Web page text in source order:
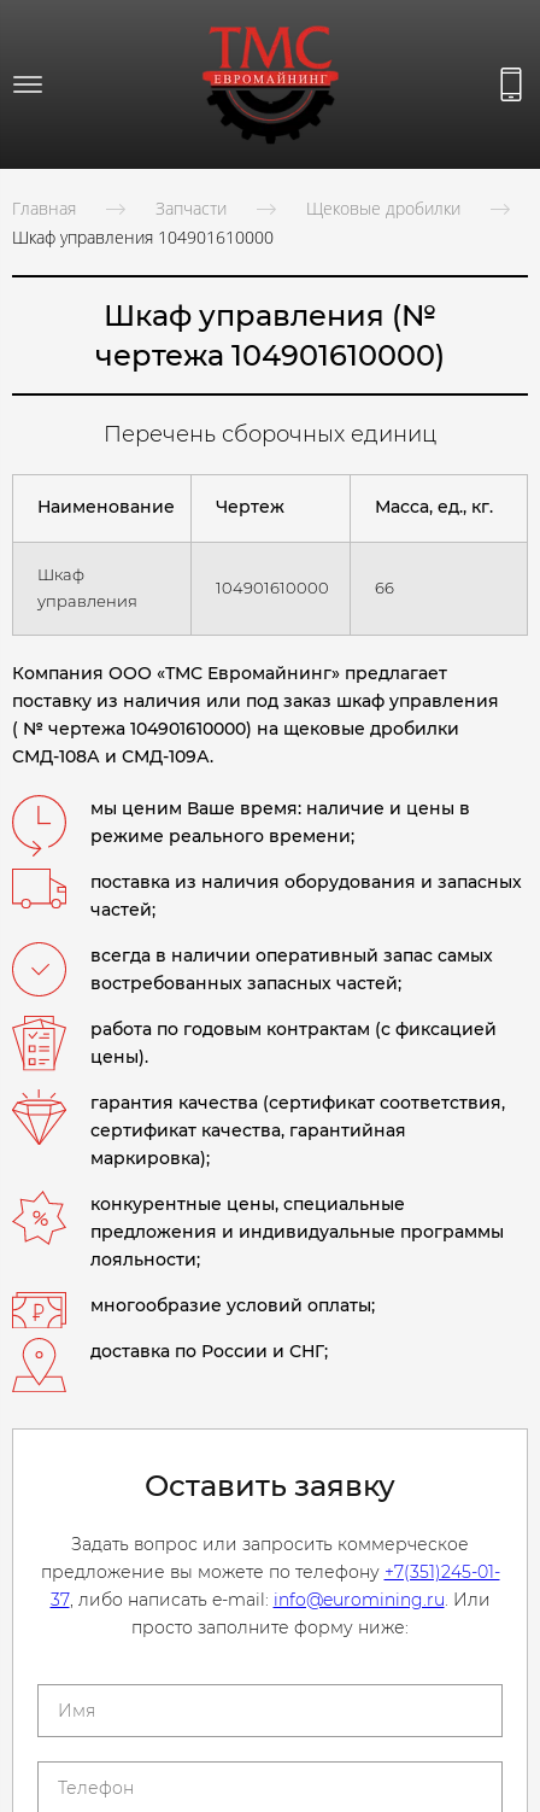
Главная Запчасти
Щековые дробилки
Шкаф управления 104901610000
Шкаф управления (№
чертежа 104901610000)
Перечень сборочных единиц
Наименование Чертеж Масса, ед., кг.
Шкаф
управления
104901610000 66
Компания ООО «ТМС Евромайнинг» предлагает
поставку из наличия или под заказ шкаф управления
( № чертежа 104901610000) на щековые дробилки
СМД-108А и СМД-109А.
мы ценим Ваше время: наличие и цены в
режиме реального времени;
поставка из наличия оборудования и запасных
частей;
всегда в наличии оперативный запас самых
востребованных запасных частей;
работа по годовым контрактам (с фиксацией
цены).
гарантия качества (сертификат соответствия,
сертификат качества, гарантийная
маркировка);
конкурентные цены, специальные
предложения и индивидуальные программы
лояльности;
многообразие условий оплаты;
доставка по России и СНГ;
Оставить заявку
Задать вопрос или запросить коммерческое
предложение вы можете по телефону +7(351)245-01-
37, либо написать e-mail: info@euromining.ru. Или
просто заполните форму ниже: